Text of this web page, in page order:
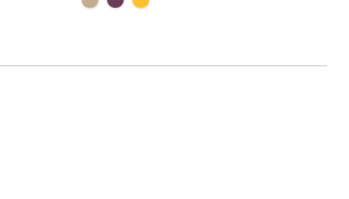
#c4ad8d
#6a3d58
#ffc22c